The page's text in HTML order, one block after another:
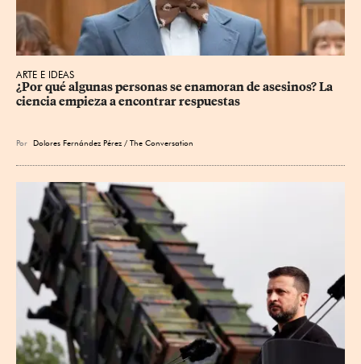
ARTE E IDEAS
¿Por qué algunas personas se enamoran de asesinos? La
ciencia empieza a encontrar respuestas
Por Dolores Fernández Pérez / The Conversation